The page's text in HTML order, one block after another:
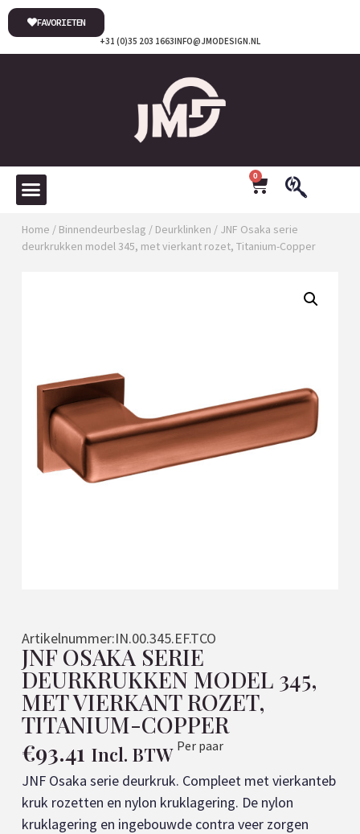
INFO@JMODESIGN.NL
+31 (0)35 203 1663
FAVORIETEN
0
Home / Binnendeurbeslag / Deurklinken / JNF Osaka serie
deurkrukken model 345, met vierkant rozet, Titanium-Copper
Artikelnummer:IN.00.345.EF.TCO
JNF OSAKA SERIE
DEURKRUKKEN MODEL 345,
MET VIERKANT ROZET,
TITANIUM-COPPER
€93.41 Incl. BTW Per paar
JNF Osaka serie deurkruk. Compleet met vierkanteb
kruk rozetten en nylon kruklagering. De nylon
kruklagering en ingebouwde contra veer zorgen